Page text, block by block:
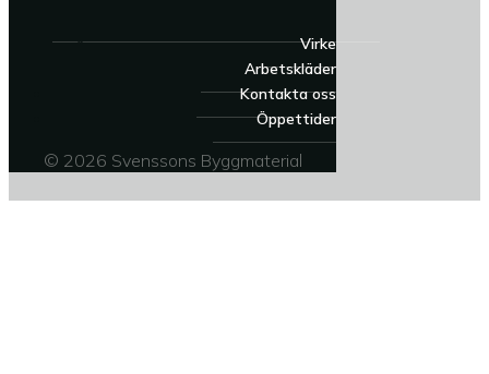
Virke
Arbetskläder
Kontakta oss
Öppettider
© 2026 Svenssons Byggmaterial